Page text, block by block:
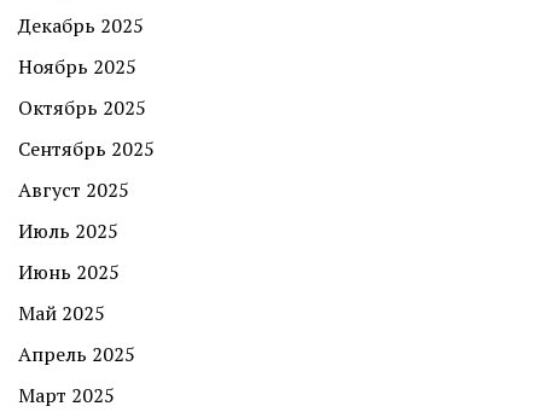
Декабрь 2025
Ноябрь 2025
Октябрь 2025
Сентябрь 2025
Август 2025
Июль 2025
Июнь 2025
Май 2025
Апрель 2025
Март 2025